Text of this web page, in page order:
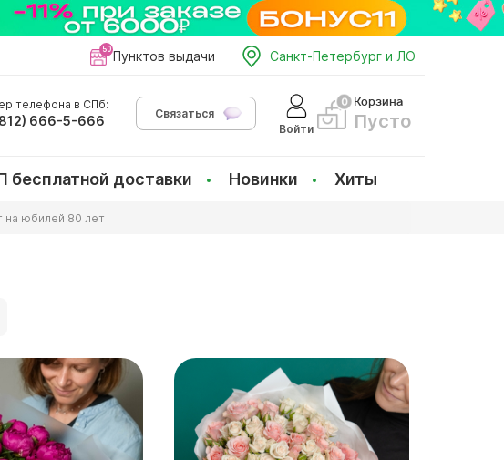
Пунктов выдачи Санкт-Петербург и ЛО
телефона в СПб:
666-5-666
Связаться
Войти
Корзина
Пусто
бесплатной доставки Новинки Хиты
на юбилей 80 лет